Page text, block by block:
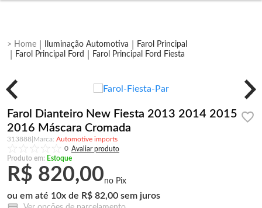
Iluminação Automotiva
Farol Principal
Farol Principal Ford
Farol Principal Ford Fiesta
Farol Dianteiro New Fiesta 2013 2014 2015
2016 Máscara Cromada
313888
Automotive imports
0
Produto em: Estoque
R$ 820,00
10x R$ 82,00